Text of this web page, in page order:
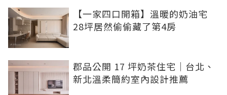
【一家四口開箱】溫暖的奶油宅
28坪居然偷偷藏了第4房
郡品公開 17 坪奶茶住宅｜台北、
新北溫柔簡約室內設計推薦